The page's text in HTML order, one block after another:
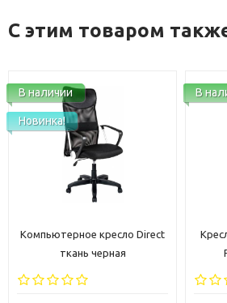
С этим товаром
В наличии
Новинка!
Компьютерное кресло Direct
ткань черная
В